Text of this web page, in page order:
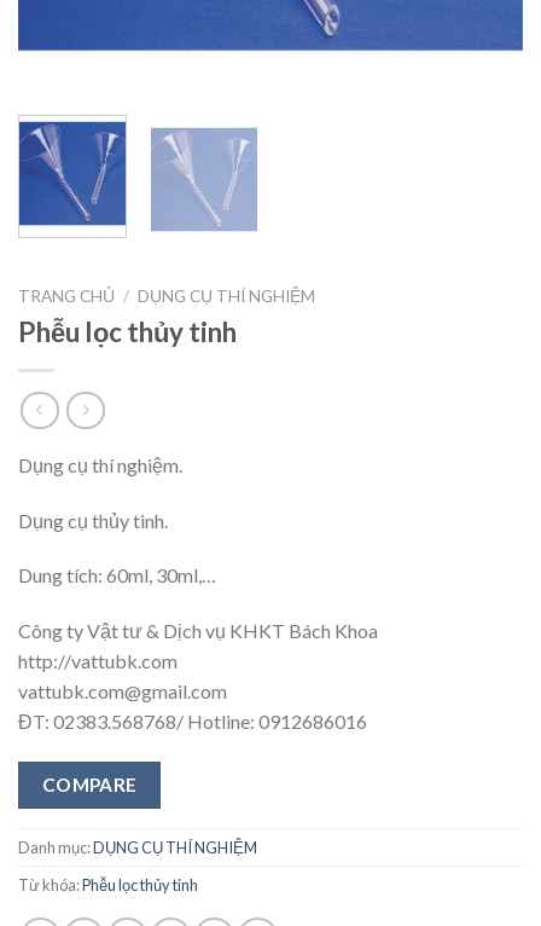
TRANG CHỦ / DỤNG CỤ THÍ NGHIỆM
Phễu lọc thủy tinh
Dụng cụ thí nghiệm.
Dụng cụ thủy tinh.
Dung tích: 60ml, 30ml,…
Công ty Vật tư & Dịch vụ KHKT Bách Khoa
http://vattubk.com
vattubk.com@gmail.com
ĐT: 02383.568768/ Hotline: 0912686016
COMPARE
Danh mục:DỤNG CỤ THÍ NGHIỆM
Từ khóa:Phễu lọc thủy tinh